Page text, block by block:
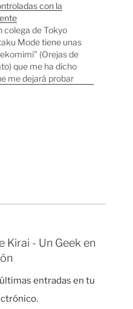
con la
colega de Tokyo
Mode tiene unas
(Orejas de
que me ha dicho
me dejará probar
Kirai - Un Geek en
entradas en tu